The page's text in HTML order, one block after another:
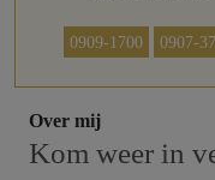
0909-1700 0907-
Over mij
Kom weer in